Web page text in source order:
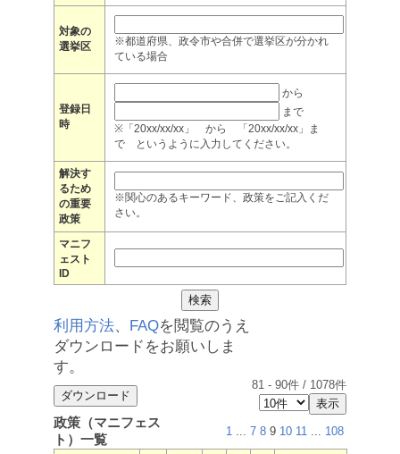
対象の
選挙区
※都道府県、政令市や合併で選挙区が分かれ
ている場合
登録日
時
から
まで
※「20xx/xx/xx」 から 「20xx/xx/xx」ま
で というように入力してください。
解決す
るため
の重要
政策
※関心のあるキーワード、政策をご記入くだ
さい。
マニフ
ェスト
ID
利用方法、 FAQを閲覧のうえ
ダウンロードをお願いしま
す。
81 - 90件 / 1078件
政策（マニフェス
ト）一覧
1 ... 7 8 9 10 11 ... 108